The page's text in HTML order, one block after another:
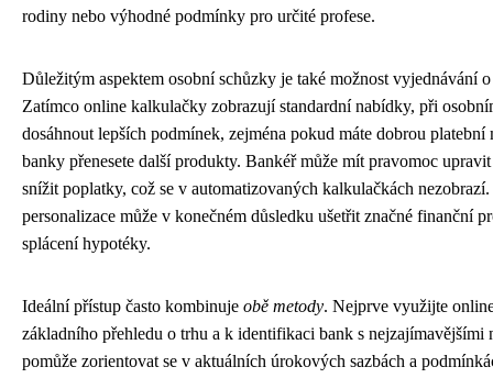
rodiny nebo výhodné podmínky pro určité profese.
Důležitým aspektem osobní schůzky je také možnost vyjednávání
Zatímco online kalkulačky zobrazují standardní nabídky, při
dosáhnout lepších podmínek, zejména pokud máte dobrou
banky přenesete další produkty. Bankéř může mít pravomoc
snížit poplatky, což se v automatizovaných kalkulačkách
personalizace může v konečném důsledku ušetřit značné finanční
splácení hypotéky.
Ideální přístup často kombinuje obě metody. Nejprve využijte
základního přehledu o trhu a k identifikaci bank s nejzajímavějšími
pomůže zorientovat se v aktuálních úrokových sazbách a